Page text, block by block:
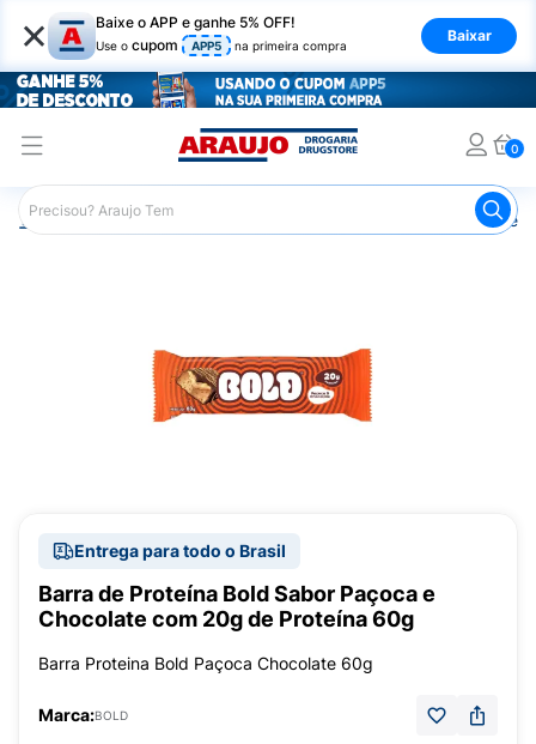
× Baixe o APP e ganhe 5% OFF!
Use o cupom APP5 na primeira compra
Baixar
0
Araujo Nutrição Saudável Barra de
Entrega para todo o Brasil
Barra de Proteína Bold Sabor Paçoca e
Chocolate com 20g de Proteína 60g
Barra Proteina Bold Paçoca Chocolate 60g
Marca:BOLD